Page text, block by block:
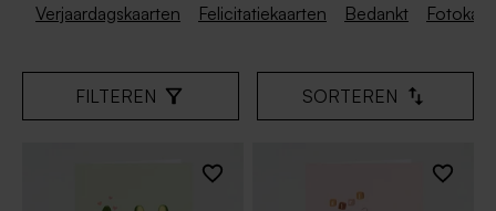
Verjaardagskaarten Felicitatiekaarten Bedankt
FILTEREN SORTEREN